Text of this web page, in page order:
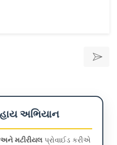
અભિયાન
અને મટીરીયલપ્રોવાઈડ કરીએ